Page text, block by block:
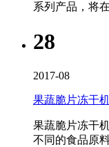
系列产品，将
28
2017-08
果蔬脆片冻干
果蔬脆片冻干
不同的食品原